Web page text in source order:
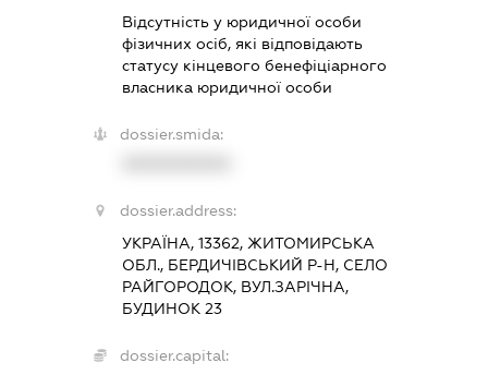
Відсутність у юридичної особи
фізичних осіб, які відповідають
статусу кінцевого бенефіціарного
власника юридичної особи
dossier.smida:
dossier.address:
УКРАЇНА, 13362, ЖИТОМИРСЬКА
ОБЛ., БЕРДИЧІВСЬКИЙ Р-Н, СЕЛО
РАЙГОРОДОК, ВУЛ.ЗАРІЧНА,
БУДИНОК 23
dossier.capital: